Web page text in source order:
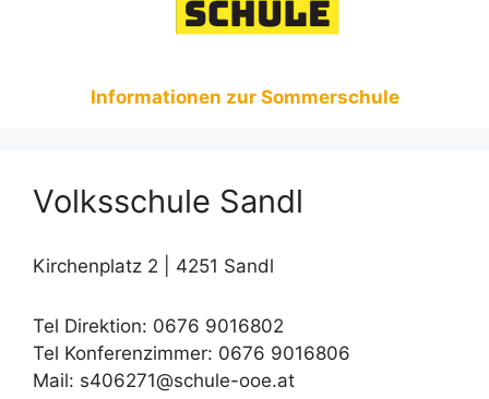
Informationen zur Sommerschule
Volksschule Sandl
Kirchenplatz 2 | 4251 Sandl
Tel Direktion: 0676 9016802
Tel Konferenzimmer: 0676 9016806
Mail: s406271@schule-ooe.at